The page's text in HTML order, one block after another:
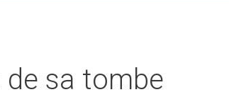
de sa tombe